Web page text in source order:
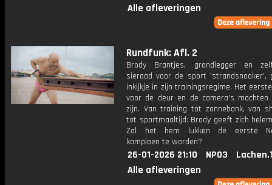
Alle afleveringen
Rundfunk: Afl. 2
Brody Brantjes, grondlegger en
sieraad voor de sport 'strandsnooker',
inkijkje in zijn trainingsregime. Het
voor de deur en de camera's mochten
zijn. Van training tot zonnebank, van
tot sportmaaltijd: Brody geeft zich
Zal het hem lukken de eerste
kampioen te worden?
26-01-2026 21:10 NPO3
Alle afleveringen